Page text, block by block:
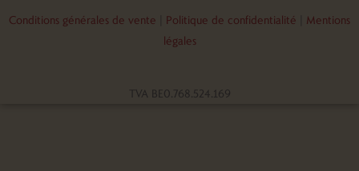
Conditions générales de vente Politique de confidentialité
Mentions
légales
TVA BE0.768.524.169